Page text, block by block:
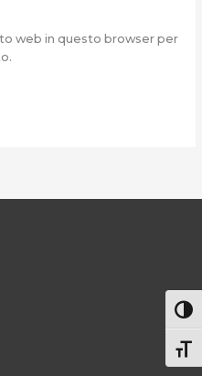
web in questo browser per